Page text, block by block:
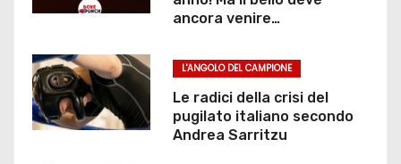
ancora venire…
L'ANGOLO DEL CAMPIONE
Le radici della crisi del
pugilato italiano secondo
Andrea Sarritzu